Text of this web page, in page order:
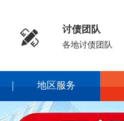
 讨债团队
各地讨债团队
地区服务